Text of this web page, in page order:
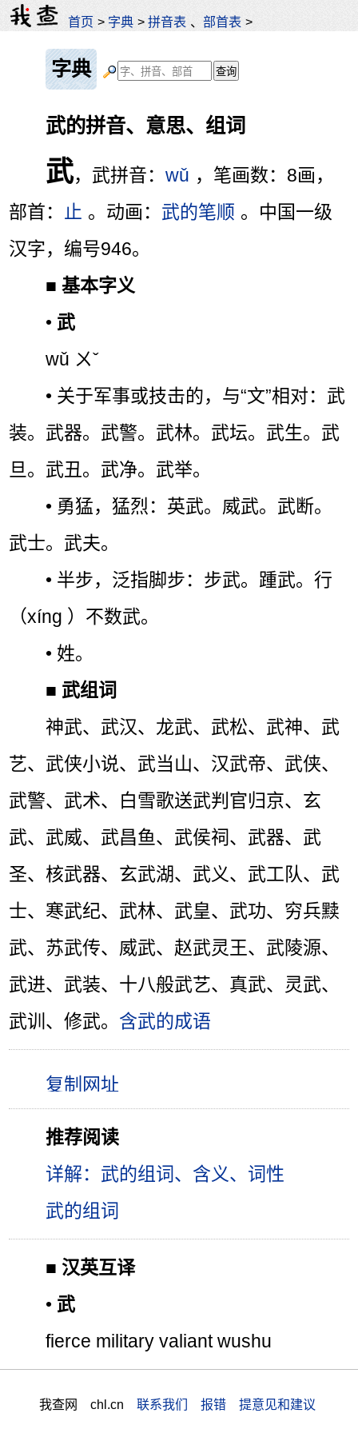
首页 > 字典 >拼音表 、部首表 >
字典
武的拼音、意思、组词
武，武拼音：wǔ ，笔画数：8画，
部首：
止 。动画： 武的笔顺 。中国一级
汉字，编号946。
■基本字义
• 武
wǔ ㄨˇ
• 关于军事或技击的，与“文”相对：武
装。武器。武警。武林。武坛。武生。武
旦。武丑。武净。武举。
• 勇猛，猛烈：英武。威武。武断。
武士。武夫。
• 半步，泛指脚步：步武。踵武。行
（xíng ）不数武。
• 姓。
■ 武组词
神武、武汉、龙武、武松、武神、武
艺、武侠小说、武当山、汉武帝、武侠、
武警、武术、白雪歌送武判官归京、玄
武、武威、武昌鱼、武侯祠、武器、武
圣、核武器、玄武湖、武义、武工队、武
士、寒武纪、武林、武皇、武功、穷兵黩
武、苏武传、威武、赵武灵王、武陵源、
武进、武装、十八般武艺、真武、灵武、
武训、修武。 含武的成语
推荐阅读
详解：武的组词、含义、词性
武的组词
■ 汉英互译
• 武
fierce military valiant wushu
我查网 chl.cn 联系我们 报错 提意见和建议